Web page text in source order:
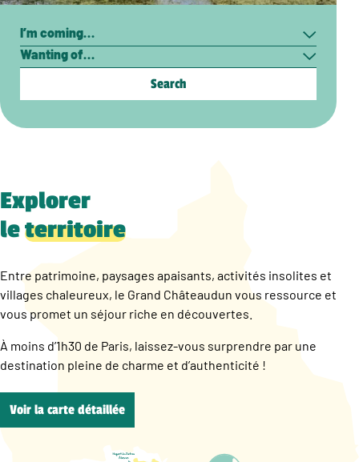
Search
Explorer
leterritoire
Entre patrimoine, paysages apaisants, activités insolites et
villages chaleureux, le Grand Châteaudun vous ressource et
vous promet un séjour riche en découvertes.
À moins d’1h30 de Paris, laissez-vous surprendre par une
destination pleine de charme et d’authenticité !
Voir la carte détaillée